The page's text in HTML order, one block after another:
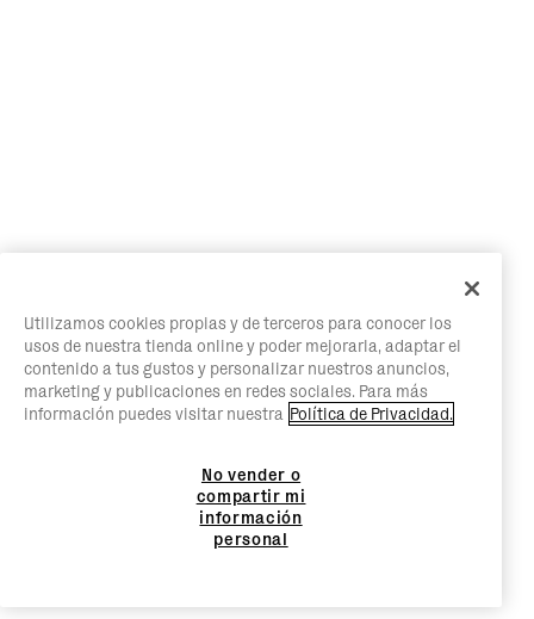
Utilizamos cookies propias y de terceros para conocer los
usos de nuestra tienda online y poder mejorarla, adaptar el
contenido a tus gustos y personalizar nuestros anuncios,
marketing y publicaciones en redes sociales. Para más
información puedes visitar nuestra Política de Privacidad.
No vender o
compartir mi
información
personal